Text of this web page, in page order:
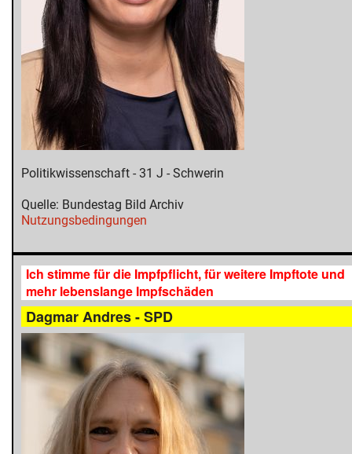
Politikwissenschaft - 31 J - Schwerin
Quelle: Bundestag Bild Archiv
Nutzungsbedingungen
Ich stimme für die Impfpflicht, für weitere Impftote und
mehr lebenslange Impfschäden
Dagmar Andres - SPD